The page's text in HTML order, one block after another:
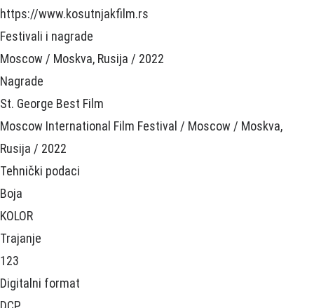
https://www.kosutnjakfilm.rs
Festivali i nagrade
Moscow / Moskva, Rusija / 2022
Nagrade
St. George Best Film
Moscow International Film Festival / Moscow / Moskva,
Rusija / 2022
Tehnički podaci
Boja
KOLOR
Trajanje
123
Digitalni format